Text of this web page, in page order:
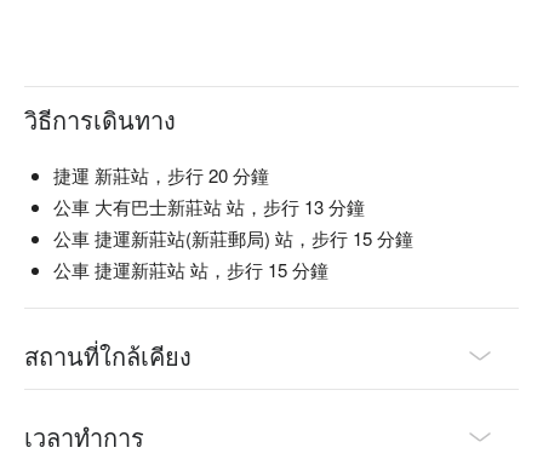
วิธีการเดินทาง
捷運 新莊站，步行 20 分鐘
公車 大有巴士新莊站 站，步行 13 分鐘
公車 捷運新莊站(新莊郵局) 站，步行 15 分鐘
公車 捷運新莊站 站，步行 15 分鐘
สถานที่ใกล้เคียง
เวลาทำการ